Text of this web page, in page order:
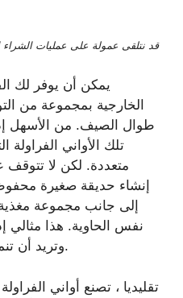
قد نتلقى عمولة على عمليات الشراء
يمكن أن يوفر لك
الخارجية بمجموعة من
طوال الصيف. من الأسهل
تلك الأواني
متعددة. لكن لا تتوقف
إنشاء حديقة صغيرة
إلى جانب مجموعة
نفس الحاوية. هذا مثالي
وتريد أن تنمو أكبر قدر ممكن من التنوع.
تقليديا ، تصنع أواني